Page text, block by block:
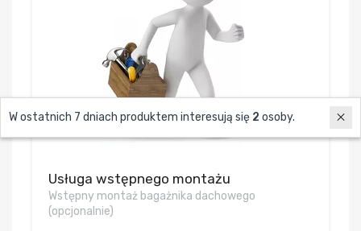
Usługa wstępnego montażu
Wstępny montaż bagażnika dachowego
(opcjonalnie)
W ostatnich 7 dniach produktem interesują się 2 osoby.